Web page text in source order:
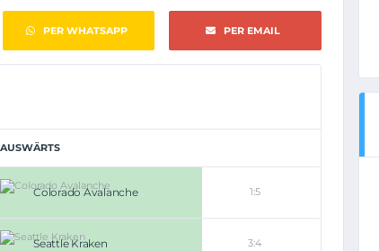
PER WHATSAPP PER EMAIL
AUSWÄRTS
Colorado Avalanche 1:5
Seattle Kraken 3:4